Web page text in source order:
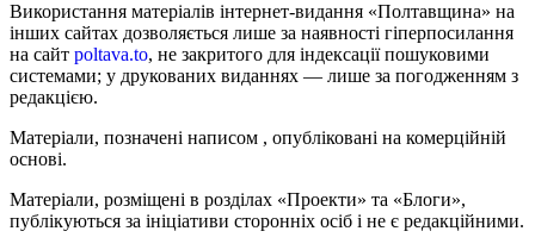
Використання матеріалів інтернет-видання «Полтавщина» на
інших сайтах дозволяється лише за наявності гіперпосилання
на сайт poltava.to, не закритого для індексації пошуковими
системами; у друкованих виданнях — лише за погодженням з
редакцією.
Матеріали, позначені написом , опубліковані на комерційній
основі.
Матеріали, розміщені в розділах «Проекти» та «Блоги»,
публікуються за ініціативи сторонніх осіб і не є редакційними.